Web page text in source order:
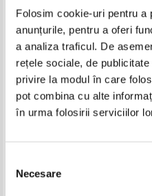
Folosim cookie-uri pentru a
anunțurile, pentru a oferi
a analiza traficul. De
rețele sociale, de
privire la modul în care
pot combina cu alte
în urma folosirii serviciilor
consimțământului
Necesare
Richard Poe - Al treilea val
12,00Lei 7,80
Adaugă în coș